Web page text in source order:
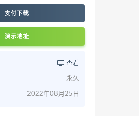
支付下载
演示地址
查看
永久
2022年08月25日